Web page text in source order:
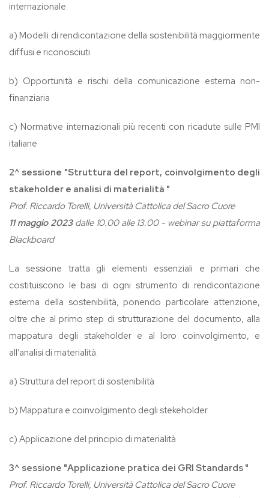
internazionale.
a) Modelli di rendicontazione della sostenibilità maggiormente
diffusi e riconosciuti
b) Opportunità e rischi della comunicazione esterna non-
finanziaria
c) Normative internazionali più recenti con ricadute sulle PMI
italiane
2^ sessione "Struttura del report, coinvolgimento degli
stakeholder e analisi di materialità "
Prof. Riccardo Torelli, Università Cattolica del Sacro Cuore
11 maggio 2023dalle 10.00 alle 13.00 - webinar su piattaforma
Blackboard
La sessione tratta gli elementi essenziali e primari che
costituiscono le basi di ogni strumento di rendicontazione
esterna della sostenibilità, ponendo particolare attenzione,
oltre che al primo step di strutturazione del documento, alla
mappatura degli stakeholder e al loro coinvolgimento, e
all’analisi di materialità.
a) Struttura del report di sostenibilità
b) Mappatura e coinvolgimento degli stekeholder
c) Applicazione del principio di materialità
3^ sessione "Applicazione pratica dei GRI Standards "
Prof. Riccardo Torelli, Università Cattolica del Sacro Cuore